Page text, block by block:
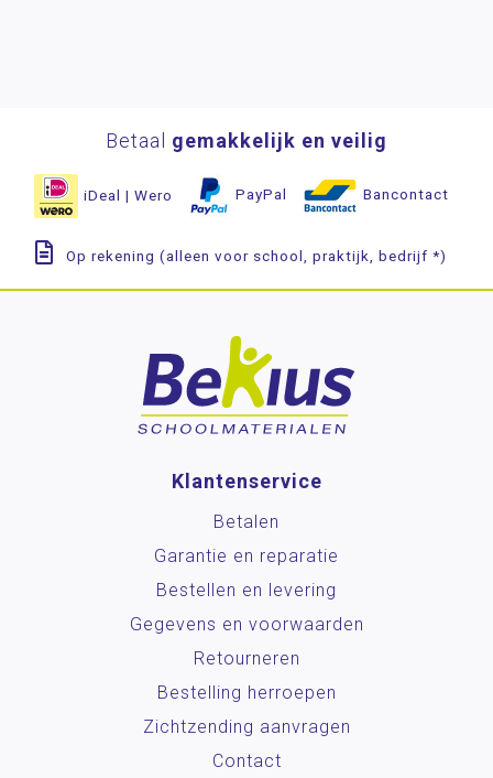
Betaal gemakkelijk en veilig
iDeal | Wero PayPal Bancontact
Op rekening (alleen voor school, praktijk, bedrijf *)
Klantenservice
Betalen
Garantie en reparatie
Bestellen en levering
Gegevens en voorwaarden
Retourneren
Bestelling herroepen
Zichtzending aanvragen
Contact